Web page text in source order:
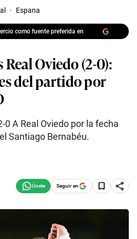
· Espana
como fuente preferida en
Oviedo (2-0):
del partido por
0 A Real Oviedo por la fecha
Santiago Bernabéu.
Seguir en